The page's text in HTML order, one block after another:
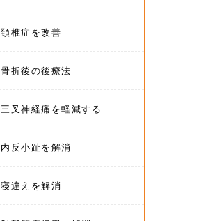
頚椎症を改善
骨折後の後療法
三叉神経痛を軽減する
内反小趾を解消
寝違えを解消